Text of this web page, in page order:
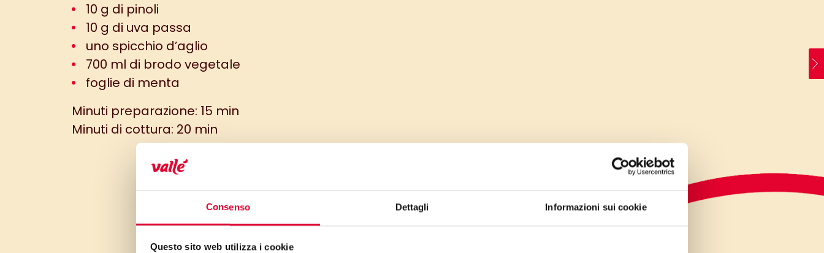
Consenso Dettagli Informazioni sui cookie
Questo sito web utilizza i cookie
10 g di pinoli
10 g di uva passa
uno spicchio d’aglio
700 ml di brodo vegetale
foglie di menta
Minuti preparazione: 15 min
Minuti di cottura: 20 min